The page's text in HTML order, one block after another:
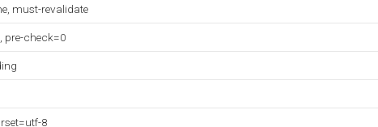
must-revalidate
pre-check=0
8